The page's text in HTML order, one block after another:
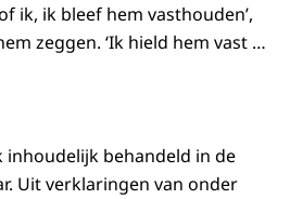
ik, ik bleef hem vasthouden’,
zeggen. ‘Ik hield hem vast …
inhoudelijk behandeld in de
Uit verklaringen van onder